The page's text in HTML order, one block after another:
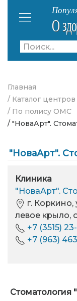
Главная
/ Каталог центров
/ По полису ОМС
/ "НоваАрт".
"НоваАрт".
Клиника
"НоваАрт".
г. Коркино,
левое крыло,
+7 (3515)
+7 (963)
Стоматология